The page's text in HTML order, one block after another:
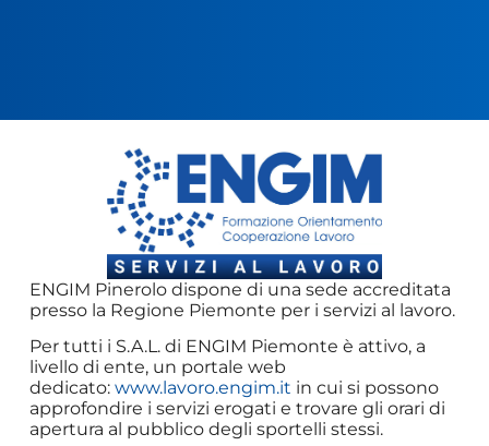
ENGIM Pinerolo dispone di una sede accreditata
presso la Regione Piemonte per i servizi al lavoro.
Per tutti i S.A.L. di ENGIM Piemonte è attivo, a
livello di ente, un portale web
dedicato:www.lavoro.engim.it in cui si possono
approfondire i servizi erogati e trovare gli orari di
apertura al pubblico degli sportelli stessi.